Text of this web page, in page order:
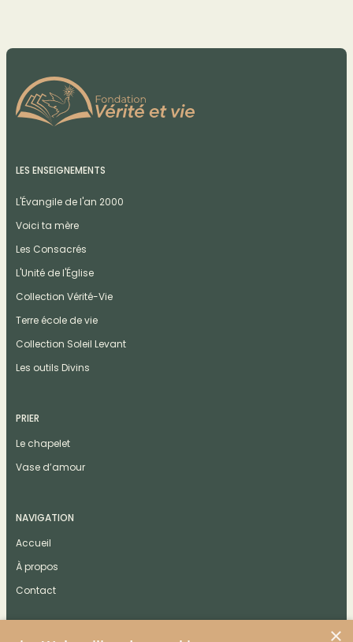
LES ENSEIGNEMENTS
L'Évangile de l'an 2000
Voici ta mère
Les Consacrés
L'Unité de l'Église
Collection Vérité-Vie
Terre école de vie
Collection Soleil Levant
Les outils Divins
PRIER
Le chapelet
Vase d’amour
NAVIGATION
Accueil
À propos
Contact
×